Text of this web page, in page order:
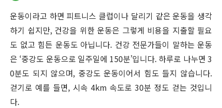
운동이라고 하면 피트니스 클럽이나 달리기 같은 운동을 생각
하기 쉽지만, 건강을 위한 운동은 그렇게 비용을 지출할 필요
도 없고 힘든 운동도 아닙니다. 건강 전문가들이 말하는 운동
은 ‘중강도 운동으로 일주일에 150분’입니다. 하루로 나누면 3
0분도 되지 않으며, 중강도 운동이어서 힘도 들지 않습니다.
걷기로 예를 들면, 시속 4km 속도로 30분 정도 걷는 것입니
다.